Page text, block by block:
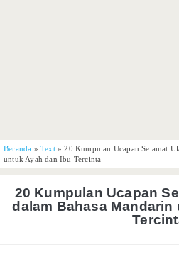
Beranda »Text»20 Kumpulan Ucapan Selamat
untuk Ayah dan Ibu Tercinta
20 Kumpulan Ucapan
dalam Bahasa Mandarin